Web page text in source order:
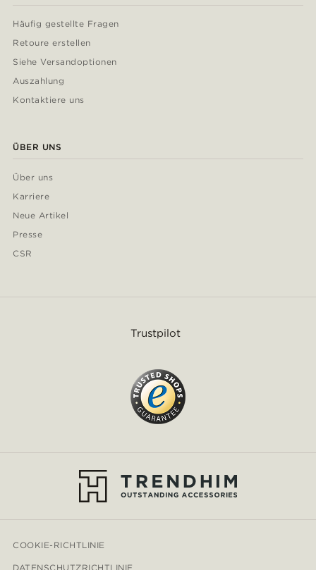
Häufig gestellte Fragen
Retoure erstellen
Siehe Versandoptionen
Auszahlung
Kontaktiere uns
ÜBER UNS
Über uns
Karriere
Neue Artikel
Presse
CSR
Trustpilot
COOKIE-RICHTLINIE
DATENSCHUTZRICHTLINIE